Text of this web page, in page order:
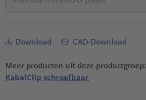
Download CAD-Download
Meer producten uit deze productgroep:
KabelClip schroefbaar